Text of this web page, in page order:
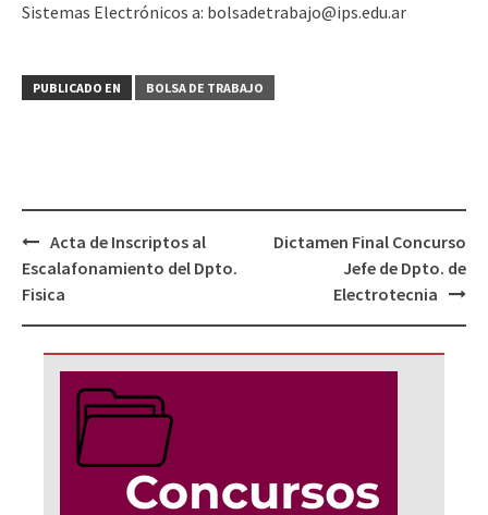
Sistemas Electrónicos a: bolsadetrabajo@ips.edu.ar
PUBLICADO EN BOLSA DE TRABAJO
Navegación
de
entradas
Acta de Inscriptos al
Escalafonamiento del Dpto.
Fisica
Dictamen Final Concurso
Jefe de Dpto. de
Electrotecnia